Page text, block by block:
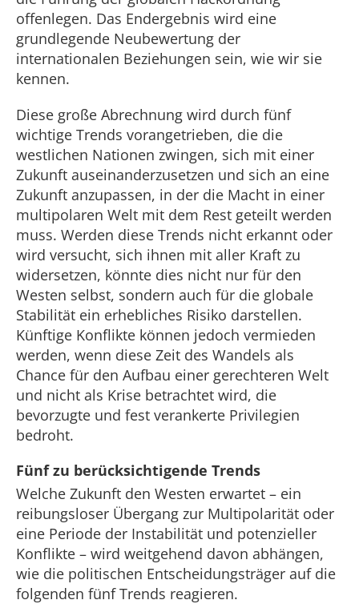
offenlegen. Das Endergebnis wird eine
grundlegende Neubewertung der
internationalen Beziehungen sein, wie wir sie
kennen.
Diese große Abrechnung wird durch fünf
wichtige Trends vorangetrieben, die die
westlichen Nationen zwingen, sich mit einer
Zukunft auseinanderzusetzen und sich an eine
Zukunft anzupassen, in der die Macht in einer
multipolaren Welt mit dem Rest geteilt werden
muss. Werden diese Trends nicht erkannt oder
wird versucht, sich ihnen mit aller Kraft zu
widersetzen, könnte dies nicht nur für den
Westen selbst, sondern auch für die globale
Stabilität ein erhebliches Risiko darstellen.
Künftige Konflikte können jedoch vermieden
werden, wenn diese Zeit des Wandels als
Chance für den Aufbau einer gerechteren Welt
und nicht als Krise betrachtet wird, die
bevorzugte und fest verankerte Privilegien
bedroht.
Fünf zu berücksichtigende Trends
Welche Zukunft den Westen erwartet – ein
reibungsloser Übergang zur Multipolarität oder
eine Periode der Instabilität und potenzieller
Konflikte – wird weitgehend davon abhängen,
wie die politischen Entscheidungsträger auf die
folgenden fünf Trends reagieren.